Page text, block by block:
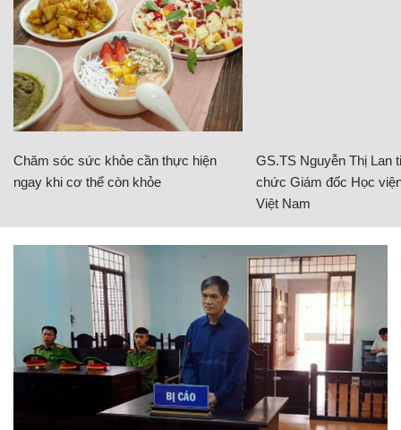
Chăm sóc sức khỏe cần thực hiện
ngay khi cơ thể còn khỏe
GS.TS Nguyễn Thị Lan
chức Giám đốc Học
Việt Nam